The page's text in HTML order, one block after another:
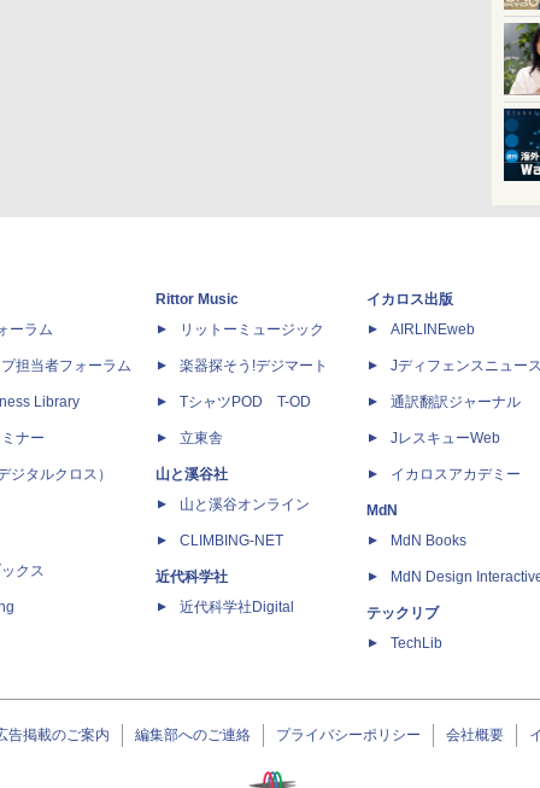
ーラム
担当者フォーラム
Library
ナー
ジタルクロス）
クス
Rittor Music
リットーミュージック
楽器探そう!デジマート
TシャツPOD T-OD
立東舎
山と溪谷社
山と溪谷オンライン
CLIMBING-NET
近代科学社
近代科学社Digital
イカロス出版
AIRLINEweb
Jディフェンスニュー
通訳翻訳ジャーナル
JレスキューWeb
イカロスアカデミー
MdN
MdN Books
MdN Design
テックリブ
TechLib
告掲載のご案内 編集部へのご連絡 プライバシーポリシー 会社概要